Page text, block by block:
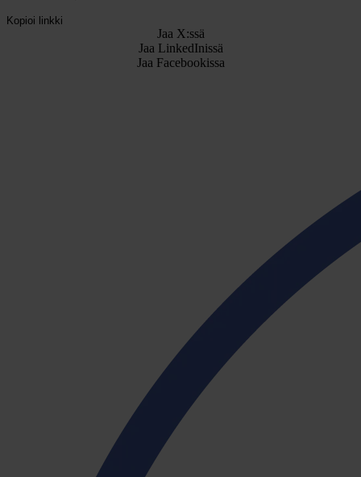
Kopioi linkki
Jaa X:ssä
Jaa LinkedInissä
Jaa Facebookissa